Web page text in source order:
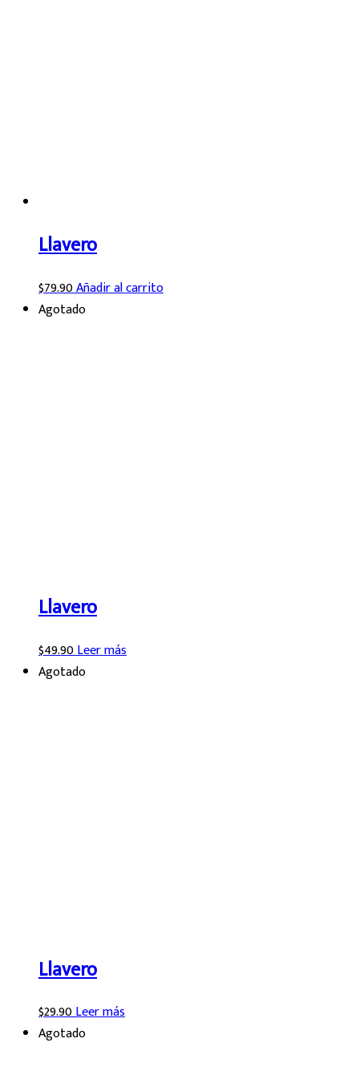
Llavero
$79.90Añadir al carrito
Agotado
Llavero
$49.90Leer más
Agotado
Llavero
$29.90Leer más
Agotado